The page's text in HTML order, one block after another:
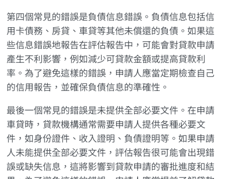
第四個常見的錯誤是負債信息錯誤。負債信息包括信
用卡債務、房貸、車貸等其他未償還的負債。如果這
些信息錯誤地報告在評估報告中，可能會對貸款申請
產生不利影響，例如減少可貸款金額或提高貸款利
率。為了避免這樣的錯誤，申請人應當定期檢查自己
的信用報告，並確保負債信息的準確性。
最後一個常見的錯誤是未提供全部必要文件。在申請
車貸時，貸款機構通常需要申請人提供各種必要文
件，如身份證件、收入證明、負債證明等。如果申請
人未能提供全部必要文件，評估報告很可能會出現錯
誤或缺失信息，這將影響到貸款申請的審批進度和結